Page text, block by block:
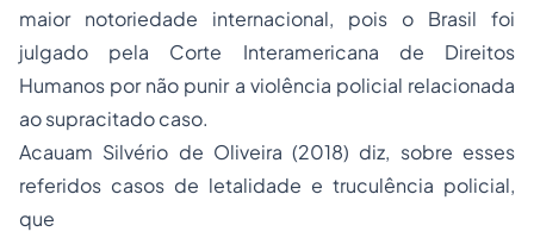
maior notoriedade internacional, pois o Brasil foi
julgado pela Corte Interamericana de Direitos
Humanos por não punir a violência policial relacionada
ao supracitado caso.
Acauam Silvério de Oliveira (2018) diz, sobre esses
referidos casos de letalidade e truculência policial,
que